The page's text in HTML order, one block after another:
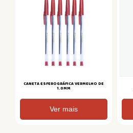
CANETA ESFEROGRÁFICA VERMELHO DE
1.0MM
Ver mais